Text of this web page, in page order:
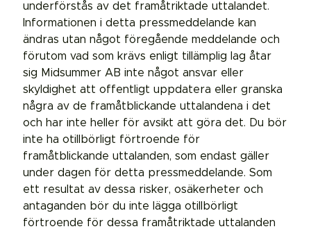
underförstås av det framåtriktade uttalandet.
Informationen i detta pressmeddelande kan
ändras utan något föregående meddelande och
förutom vad som krävs enligt tillämplig lag åtar
sig Midsummer AB inte något ansvar eller
skyldighet att offentligt uppdatera eller granska
några av de framåtblickande uttalandena i det
och har inte heller för avsikt att göra det. Du bör
inte ha otillbörligt förtroende för
framåtblickande uttalanden, som endast gäller
under dagen för detta pressmeddelande. Som
ett resultat av dessa risker, osäkerheter och
antaganden bör du inte lägga otillbörligt
förtroende för dessa framåtriktade uttalanden